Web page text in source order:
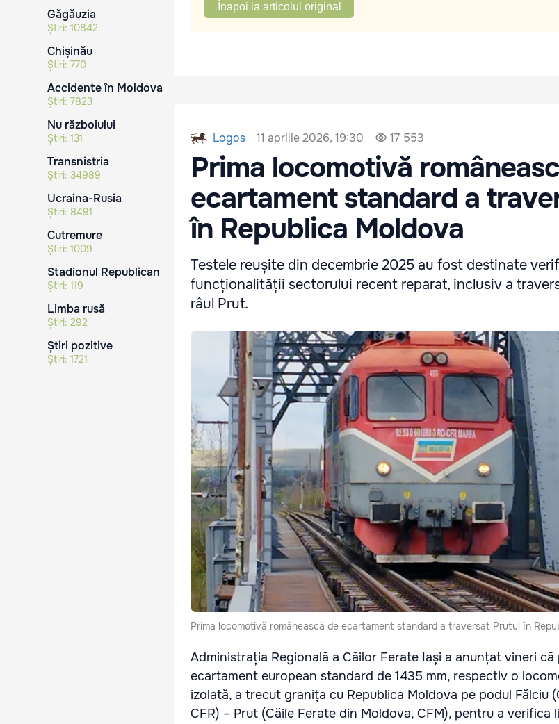
Găgăuzia
Știri: 10842
Chișinău
Știri: 770
Accidente în Moldova
Știri: 7823
Nu războiului
Știri: 131
Transnistria
Știri: 34989
Ucraina-Rusia
Știri: 8491
Cutremure
Știri: 1009
Stadionul Republican
Știri: 119
Limba rusă
Știri: 292
Știri pozitive
Știri: 1721
Înapoi la articolul original
Logos 11 aprilie 2026, 19:30 17 553
Prima locomotivă
ecartament standard a
în Republica Moldova
Testele reușite din decembrie 2025 au fost destinate
funcționalității sectorului recent reparat, inclusiv a
râul Prut.
Prima locomotivă românească de ecartament standard a traversat Prutul în
Administrația Regională a Căilor Ferate Iași a anunțat vineri
ecartament european standard de 1435 mm, respectiv o
izolată, a trecut granița cu Republica Moldova pe podul Fălciu
CFR) – Prut (Căile Ferate din Moldova, CFM), pentru a